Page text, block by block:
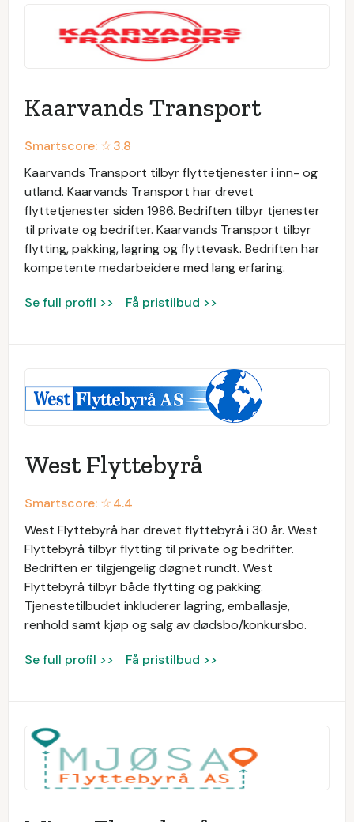
Kaarvands Transport
Smartscore: ☆3.8
Kaarvands Transport tilbyr flyttetjenester i inn- og
utland. Kaarvands Transport har drevet
flyttetjenester siden 1986. Bedriften tilbyr tjenester
til private og bedrifter. Kaarvands Transport tilbyr
flytting, pakking, lagring og flyttevask. Bedriften har
kompetente medarbeidere med lang erfaring.
Se full profil >> Få pristilbud >>
West Flyttebyrå
Smartscore: ☆4.4
West Flyttebyrå har drevet flyttebyrå i 30 år. West
Flyttebyrå tilbyr flytting til private og bedrifter.
Bedriften er tilgjengelig døgnet rundt. West
Flyttebyrå tilbyr både flytting og pakking.
Tjenestetilbudet inkluderer lagring, emballasje,
renhold samt kjøp og salg av dødsbo/konkursbo.
Se full profil >> Få pristilbud >>